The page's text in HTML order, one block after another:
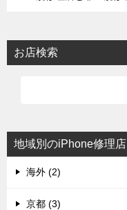
お店検索
地域別のiPhone修理店
海外 (2)
京都 (3)